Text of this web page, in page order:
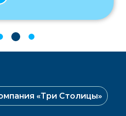
«Три Столицы»